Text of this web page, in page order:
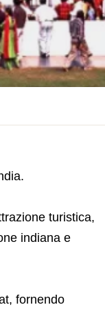
turistica,
indiana e
fornendo